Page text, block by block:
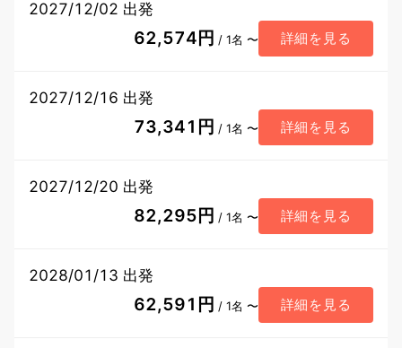
2027/12/02 出発
62,574円 / 1名 〜 詳細を見る
2027/12/16 出発
73,341円 / 1名 〜 詳細を見る
2027/12/20 出発
82,295円 / 1名 〜 詳細を見る
2028/01/13 出発
62,591円 / 1名 〜 詳細を見る